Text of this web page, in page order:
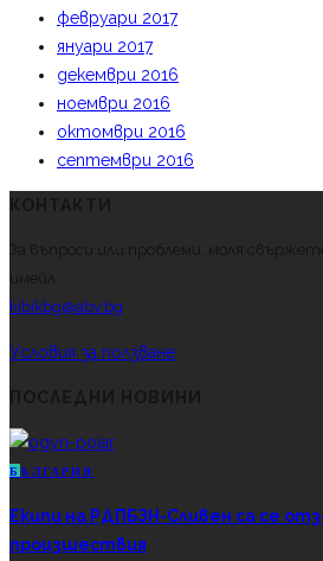
февруари 2017
януари 2017
декември 2016
ноември 2016
октомври 2016
септември 2016
За въпроси или проблеми, моля
имейл.
kibikbg@abv.bg
Условия за ползване
Б ЪЛГАРИЯ
Екипи на РДПБЗН-Сливен са се
произшествия